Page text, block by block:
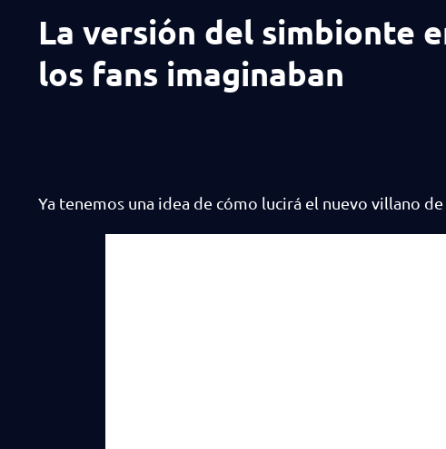
La versión del simbionte
los fans imaginaban
Ya tenemos una idea de cómo lucirá el nuevo villano de